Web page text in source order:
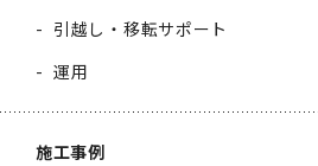
引越し・移転サポート
運用
施工事例